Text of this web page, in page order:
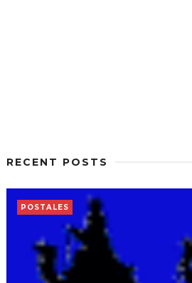
RECENT POSTS
POSTALES